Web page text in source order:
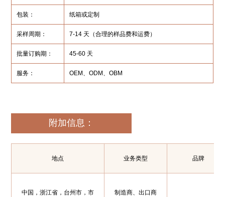
包装： 纸箱或定制
采样周期： 7-14 天（合理的样品费和运费）
批量订购期： 45-60 天
服务： OEM、ODM、OBM
附加信息：
地点 业务类型 品牌
中国，浙江省，台州市，市 制造商、出口商